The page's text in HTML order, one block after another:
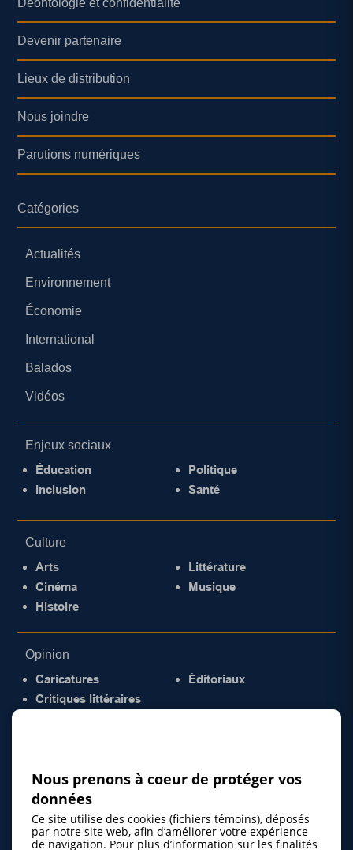
Déontologie et confidentialité
Devenir partenaire
Lieux de distribution
Nous joindre
Parutions numériques
Catégories
Actualités
Environnement
Économie
International
Balados
Vidéos
Enjeux sociaux
Éducation
Inclusion
Politique
Santé
Culture
Arts
Cinéma
Histoire
Littérature
Musique
Opinion
Caricatures
Critiques littéraires
Éditoriaux
Nous prenons à coeur de protéger vos
données
Ce site utilise des cookies (fichiers témoins), déposés
par notre site web, afin d’améliorer votre expérience
de navigation. Pour plus d’information sur les finalités